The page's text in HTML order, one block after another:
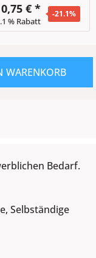
0,75 € *
% Rabatt
-21.1%
WARENKORB
Bedarf.
Selbständige